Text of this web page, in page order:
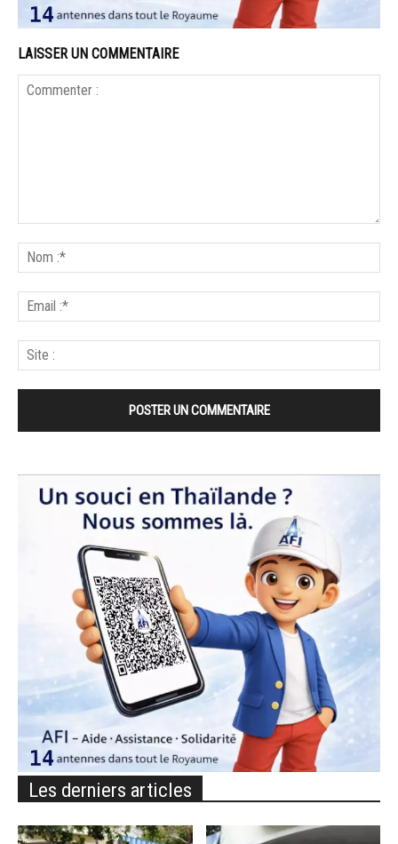
LAISSER UN COMMENTAIRE
Les derniers articles